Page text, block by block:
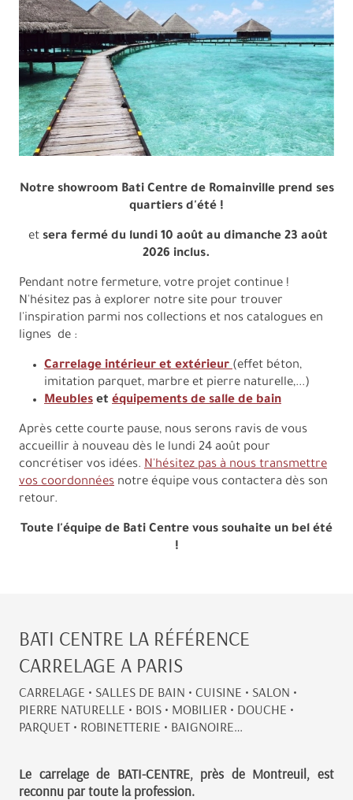
Notre showroom Bati Centre de Romainville prend ses
quartiers d'été !
et sera fermé du lundi 10 août au dimanche 23 août
2026 inclus.
Pendant notre fermeture, votre projet continue !
N'hésitez pas à explorer notre site pour trouver
l'inspiration parmi nos collections et nos catalogues en
lignes de :
Carrelage intérieur et extérieur (effet béton,
imitation parquet, marbre et pierre naturelle,...)
Meubles et équipements de salle de bain
Après cette courte pause, nous serons ravis de vous
accueillir à nouveau dès le lundi 24 août pour
concrétiser vos idées. N'hésitez pas à nous transmettre
vos coordonnées notre équipe vous contactera dès son
retour.
Toute l'équipe de Bati Centre vous souhaite un bel été
!
BATI CENTRE LA RÉFÉRENCE
CARRELAGE A PARIS
CARRELAGE • SALLES DE BAIN • CUISINE • SALON •
PIERRE NATURELLE • BOIS • MOBILIER • DOUCHE •
PARQUET • ROBINETTERIE • BAIGNOIRE…
Le carrelage de BATI-CENTRE, près de Montreuil, est
reconnu par toute la profession.